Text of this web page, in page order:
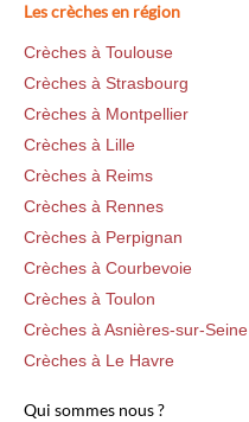
Les crèches en région
Crèches à Toulouse
Crèches à Strasbourg
Crèches à Montpellier
Crèches à Lille
Crèches à Reims
Crèches à Rennes
Crèches à Perpignan
Crèches à Courbevoie
Crèches à Toulon
Crèches à Asnières-sur-Seine
Crèches à Le Havre
Qui sommes nous ?